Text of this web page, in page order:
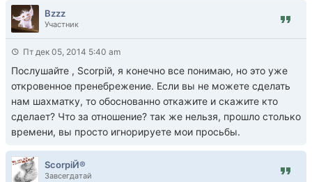
Bzzz
Участник
Пт дек 05, 2014 5:40 am
Послушайте , Scorpiй, я конечно все понимаю, но это уже
откровенное пренебрежение. Если вы не можете сделать
нам шахматку, то обоснованно откажите и скажите кто
сделает? Что за отношение? так же нельзя, прошло столько
времени, вы просто игнорируете мои просьбы.
ScorpiЙ®
Завсегдатай